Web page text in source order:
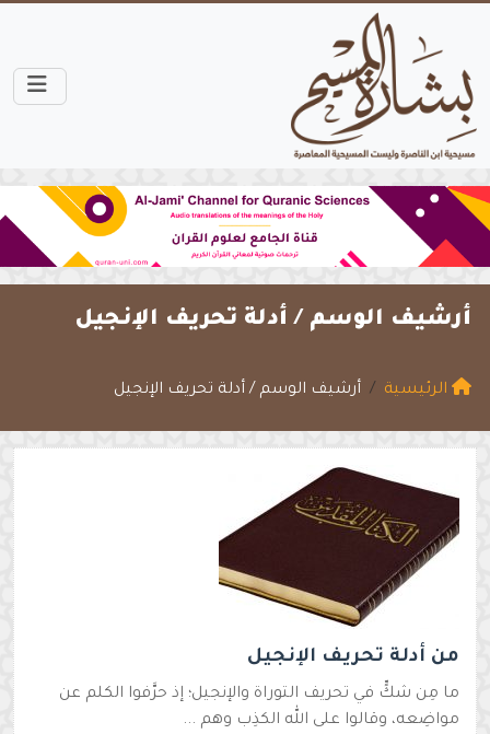
أرشيف الوسم / أدلة تحريف الإنجيل
الرئيسية أرشيف الوسم / أدلة تحريف الإنجيل
من أدلة تحريف الإنجيل
ما مِن شكٍّ في تحريف التوراة والإنجيل؛ إذ حرَّفوا الكلم عن
مواضِعه، وقالوا على الله الكذِب وهم ...